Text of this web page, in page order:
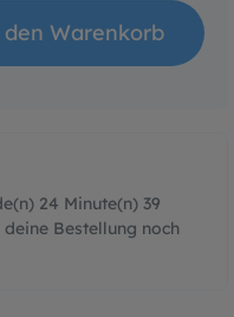
Anzahl: Gib
Warenkorb
24 Minute(n) 39
Bestellung noch